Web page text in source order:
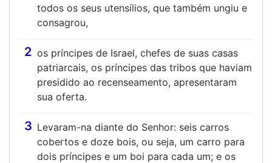
todos os seus utensílios, que também ungiu e
consagrou,
2 os príncipes de Israel, chefes de suas casas
patriarcais, os príncipes das tribos que haviam
presidido ao recenseamento, apresentaram
sua oferta.
3 Levaram-na diante do Senhor: seis carros
cobertos e doze bois, ou seja, um carro para
dois príncipes e um boi para cada um; e os